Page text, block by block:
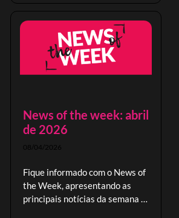
News of the week: abril
de 2026
08/04/2026
Fique informado com o News of
the Week, apresentando as
principais notícias da semana e